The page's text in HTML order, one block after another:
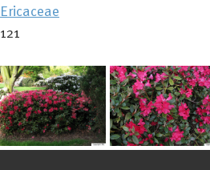
Ericaceae
121